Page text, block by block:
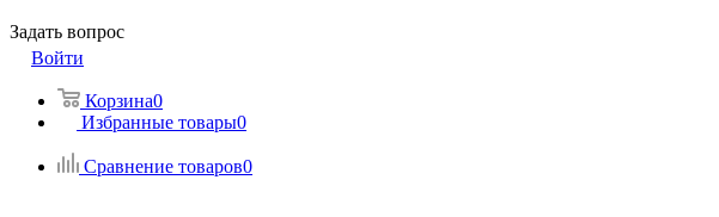
Задать вопрос
Войти
Корзина0
Избранные товары0
Сравнение товаров0